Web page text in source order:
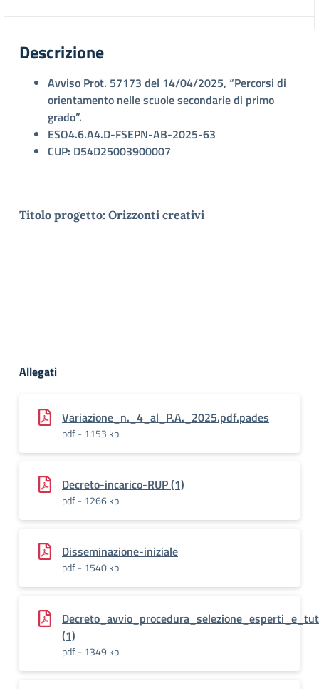
Descrizione
Avviso Prot. 57173 del 14/04/2025, “Percorsi di
orientamento nelle scuole secondarie di primo
grado”.
ESO4.6.A4.D-FSEPN-AB-2025-63
CUP: D54D25003900007
Titolo progetto: Orizzonti creativi
Allegati
Variazione_n._4_al_P.A._2025.pdf.pades
pdf - 1153 kb
Decreto-incarico-RUP (1)
pdf - 1266 kb
Disseminazione-iniziale
pdf - 1540 kb
(1)
pdf - 1349 kb